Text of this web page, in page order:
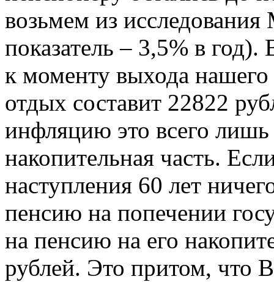
возьмем из
показатель – 3,5% в год).
к моменту выхода
отдых составит 22822
инфляцию это всего
накопительная часть.
наступления 60 лет
пенсию на попечении
на пенсию на его
рублей. Это притом, что